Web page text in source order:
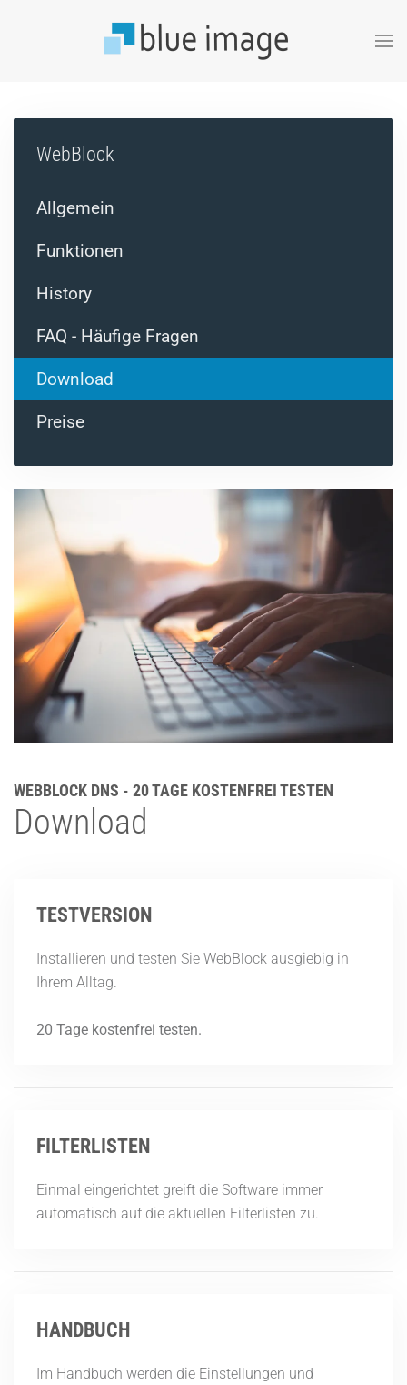
Zum Hauptinhalt springen
WebBlock
Allgemein
Funktionen
History
FAQ - Häufige Fragen
Download
Preise
WEBBLOCK DNS - 20 TAGE KOSTENFREI TESTEN
Download
TESTVERSION
Installieren und testen Sie WebBlock ausgiebig in
Ihrem Alltag.
20 Tage kostenfrei testen.
FILTERLISTEN
Einmal eingerichtet greift die Software immer
automatisch auf die aktuellen Filterlisten zu.
HANDBUCH
Im Handbuch werden die Einstellungen und